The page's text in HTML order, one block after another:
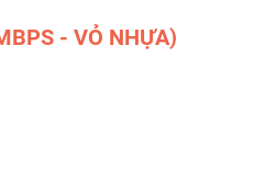
- VỎ NHỰA)